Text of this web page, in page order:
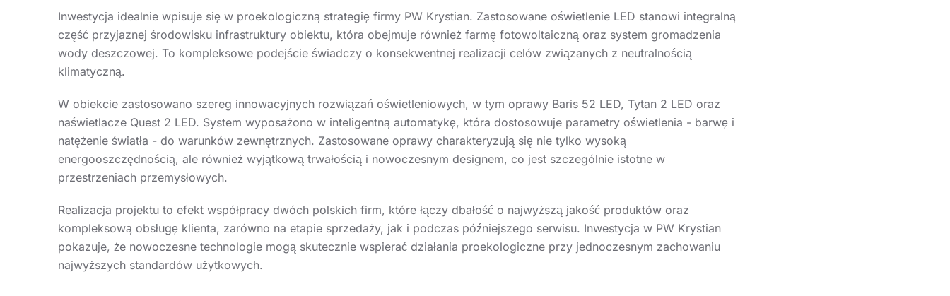
Inwestycja idealnie wpisuje się w proekologiczną strategię firmy PW Krystian. Zastosowane oświetlenie LED stanowi integralną
część przyjaznej środowisku infrastruktury obiektu, która obejmuje również farmę fotowoltaiczną oraz system gromadzenia
wody deszczowej. To kompleksowe podejście świadczy o konsekwentnej realizacji celów związanych z neutralnością
klimatyczną.
W obiekcie zastosowano szereg innowacyjnych rozwiązań oświetleniowych, w tym oprawy Baris 52 LED, Tytan 2 LED oraz
naświetlacze Quest 2 LED. System wyposażono w inteligentną automatykę, która dostosowuje parametry oświetlenia - barwę i
natężenie światła - do warunków zewnętrznych. Zastosowane oprawy charakteryzują się nie tylko wysoką
energooszczędnością, ale również wyjątkową trwałością i nowoczesnym designem, co jest szczególnie istotne w
przestrzeniach przemysłowych.
Realizacja projektu to efekt współpracy dwóch polskich firm, które łączy dbałość o najwyższą jakość produktów oraz
kompleksową obsługę klienta, zarówno na etapie sprzedaży, jak i podczas późniejszego serwisu. Inwestycja w PW Krystian
pokazuje, że nowoczesne technologie mogą skutecznie wspierać działania proekologiczne przy jednoczesnym zachowaniu
najwyższych standardów użytkowych.